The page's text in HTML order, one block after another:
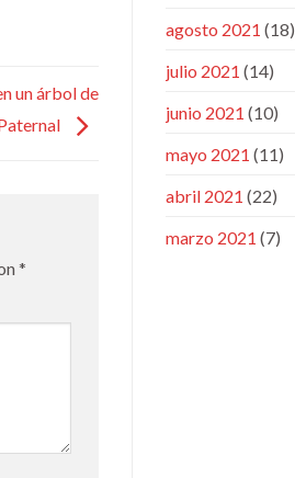
un árbol de
*
agosto 2021 (18)
julio 2021 (14)
junio 2021 (10)
mayo 2021 (11)
abril 2021 (22)
marzo 2021 (7)